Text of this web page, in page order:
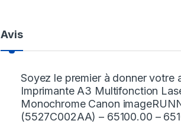
Avis
Soyez le premier à donner votre
Imprimante A3 Multifonction
Monochrome Canon
(5527C002AA) – 65100.00 –